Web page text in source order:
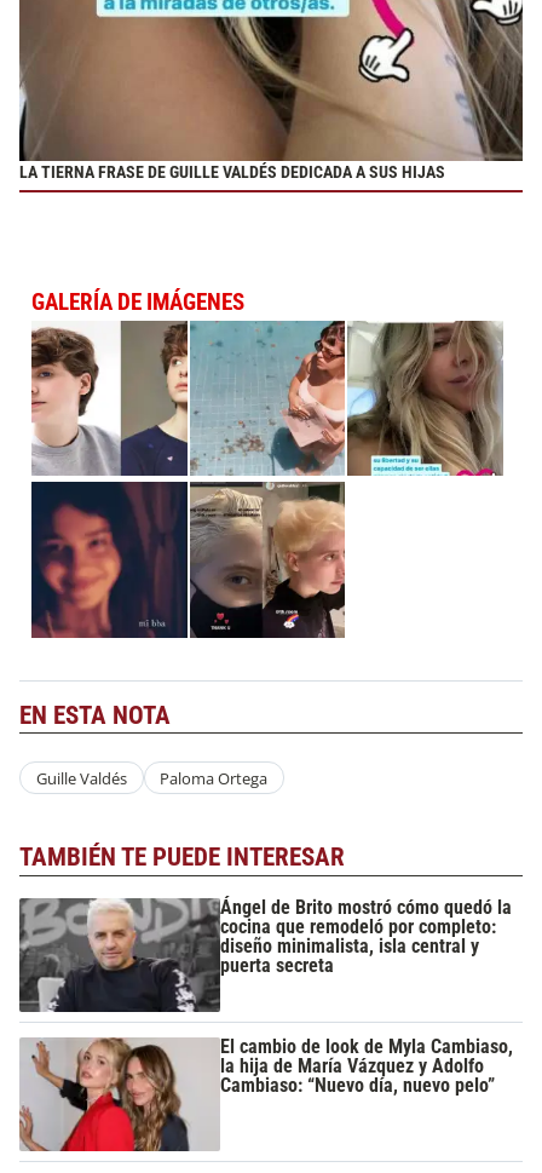
LA TIERNA FRASE DE GUILLE VALDÉS DEDICADA A SUS HIJAS
GALERÍA DE IMÁGENES
EN ESTA NOTA
Guille Valdés Paloma Ortega
TAMBIÉN TE PUEDE INTERESAR
Ángel de Brito mostró cómo quedó la
cocina que remodeló por completo:
diseño minimalista, isla central y
puerta secreta
El cambio de look de Myla Cambiaso,
la hija de María Vázquez y Adolfo
Cambiaso: “Nuevo día, nuevo pelo”